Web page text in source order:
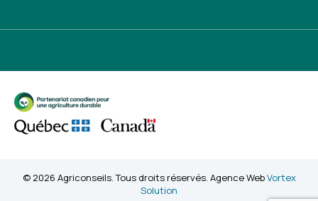
© 2026 Agriconseils. Tous droits réservés. Agence WebVortex
Solution